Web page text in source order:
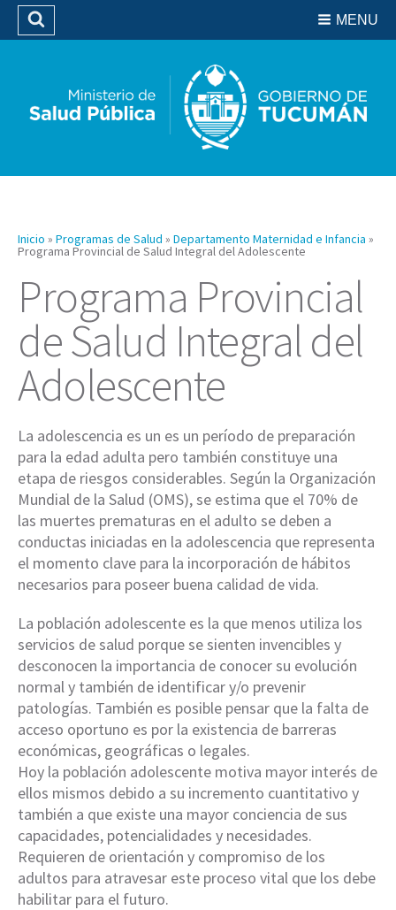
Biblioteca
MENU
Buscar
Inicio » Programas de Salud » Departamento Maternidad e Infancia »
Programa Provincial de Salud Integral del Adolescente
Programa Provincial
de Salud Integral del
Adolescente
La adolescencia es un es un período de preparación
para la edad adulta pero también constituye una
etapa de riesgos considerables. Según la Organización
Mundial de la Salud (OMS), se estima que el 70% de
las muertes prematuras en el adulto se deben a
conductas iniciadas en la adolescencia que representa
el momento clave para la incorporación de hábitos
necesarios para poseer buena calidad de vida.
La población adolescente es la que menos utiliza los
servicios de salud porque se sienten invencibles y
desconocen la importancia de conocer su evolución
normal y también de identificar y/o prevenir
patologías. También es posible pensar que la falta de
acceso oportuno es por la existencia de barreras
económicas, geográficas o legales.
Hoy la población adolescente motiva mayor interés de
ellos mismos debido a su incremento cuantitativo y
también a que existe una mayor conciencia de sus
capacidades, potencialidades y necesidades.
Requieren de orientación y compromiso de los
adultos para atravesar este proceso vital que los debe
habilitar para el futuro.